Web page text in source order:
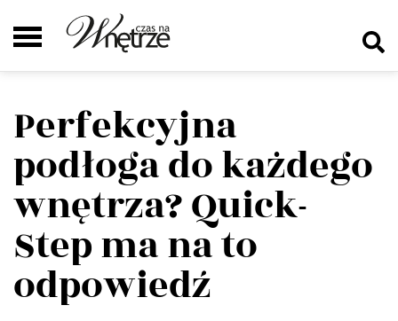
Perfekcyjna
podłoga do każdego
wnętrza? Quick-
Step ma na to
odpowiedź